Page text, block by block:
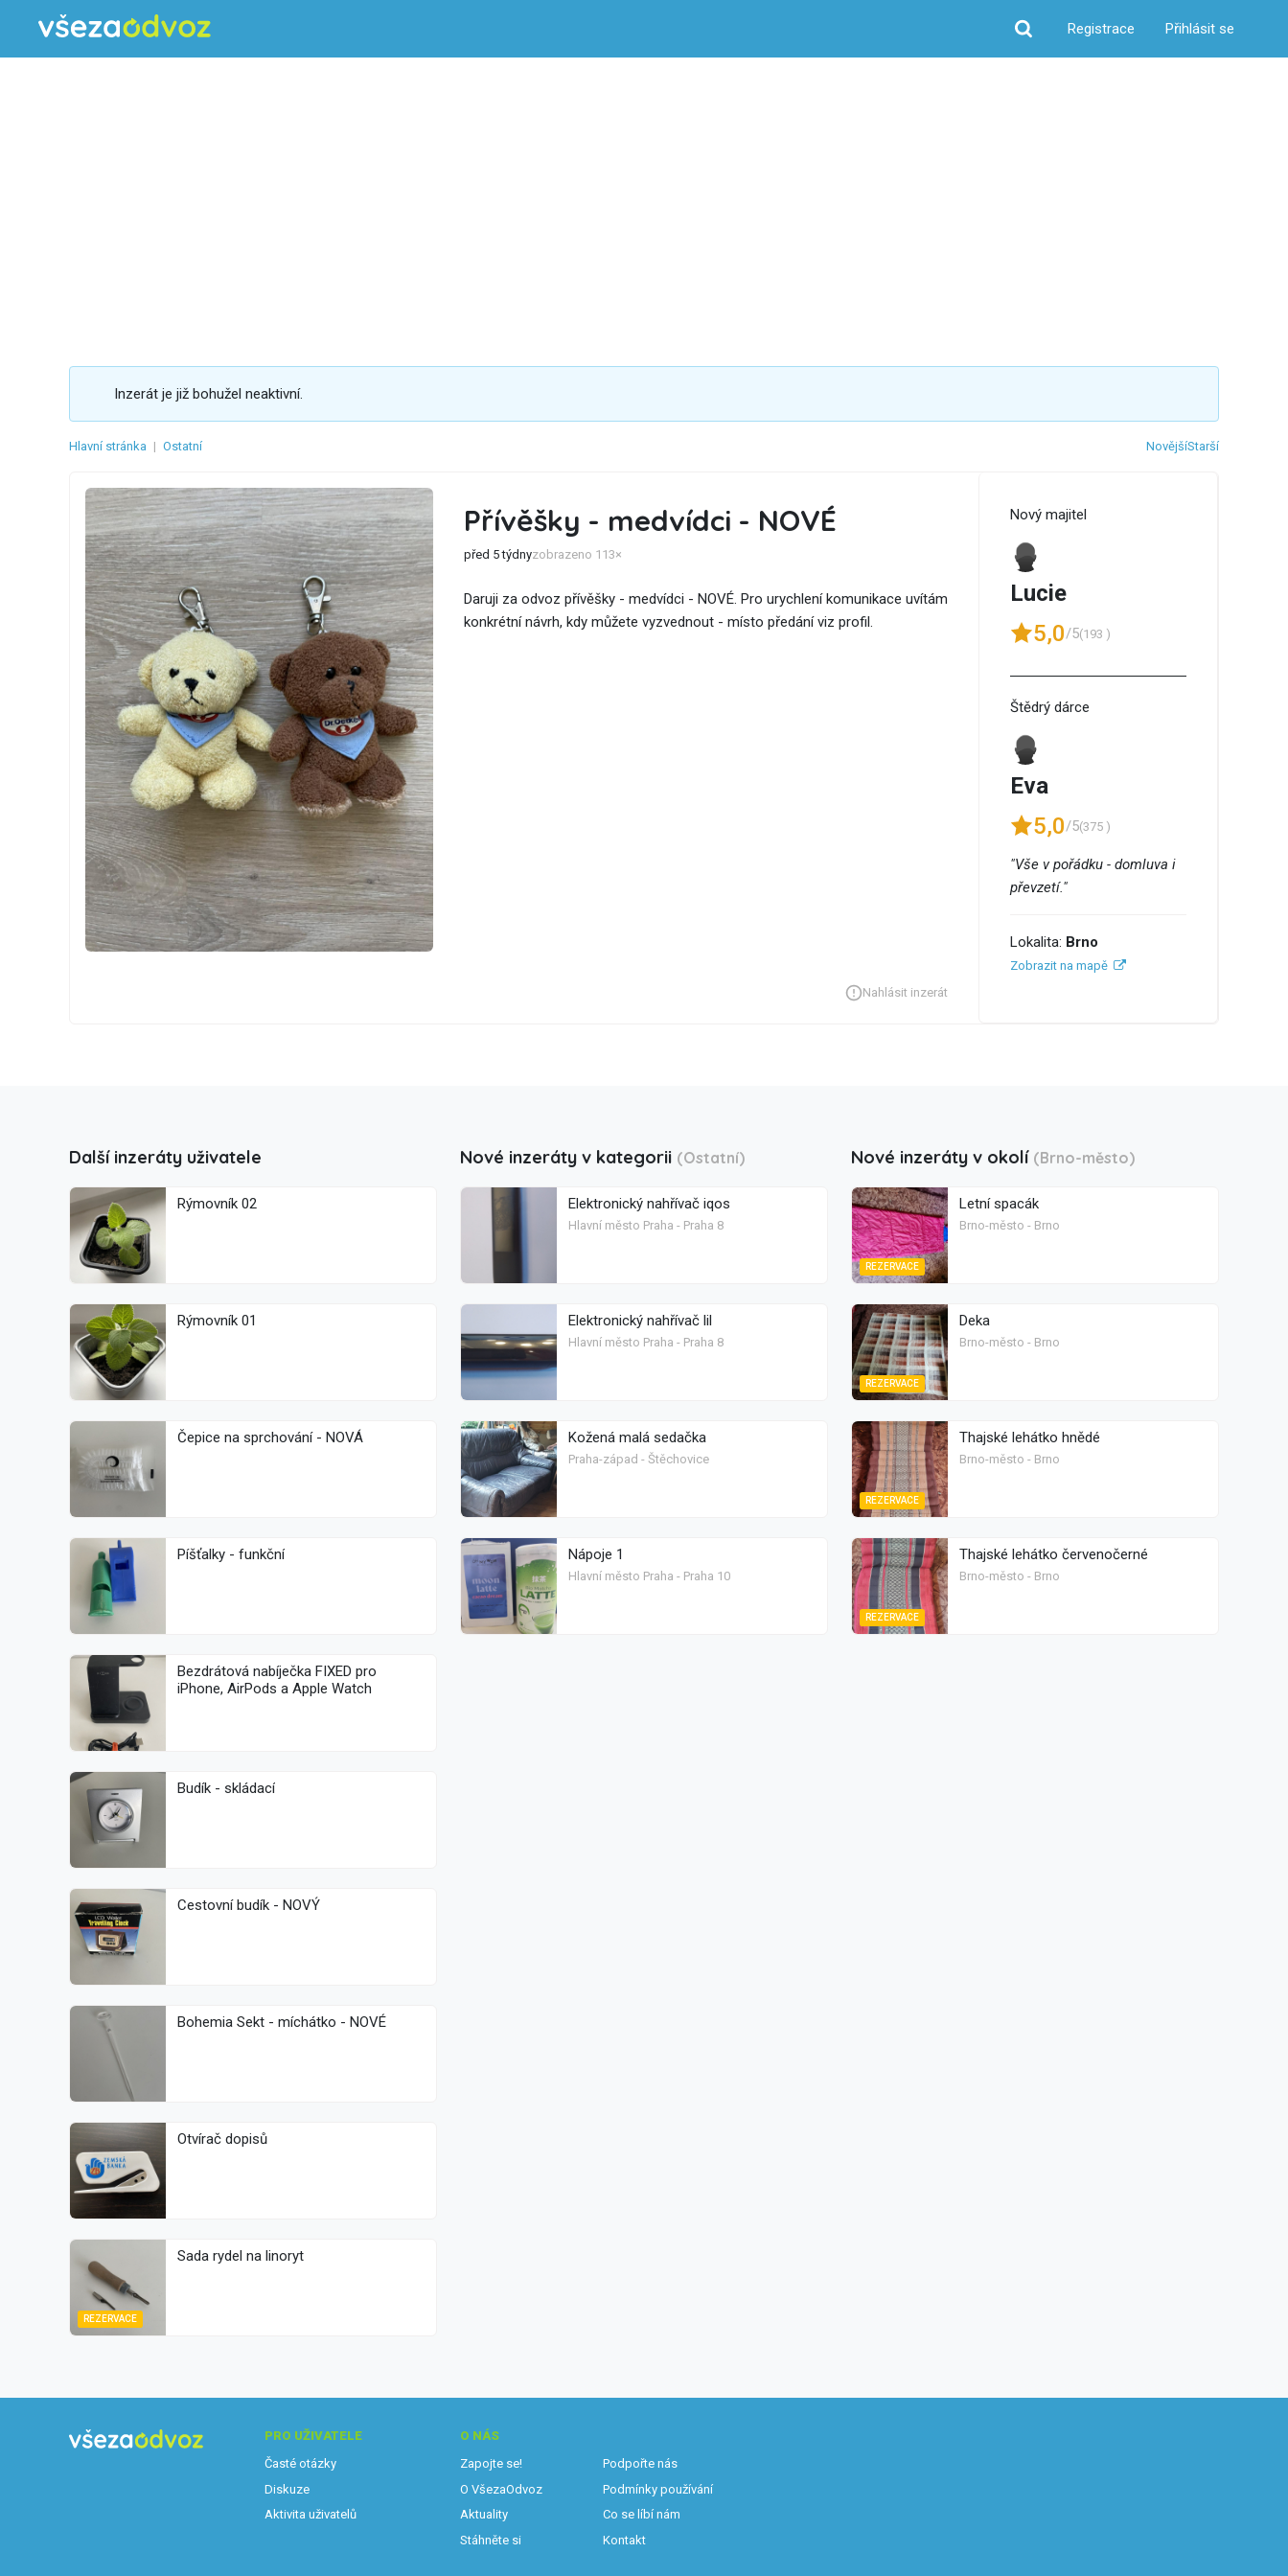
Hledat
Registrace Přihlásit se
Inzerát je již bohužel neaktivní.
Hlavní stránka | Ostatní NovějšíStarší
Přívěšky - medvídci - NOVÉ
před 5 týdnyzobrazeno 113×
Daruji za odvoz přívěšky - medvídci - NOVÉ. Pro urychlení komunikace uvítám
konkrétní návrh, kdy můžete vyzvednout - místo předání viz profil.
Nahlásit inzerát
Nový majitel
Lucie
5,0/5(193 )
Štědrý dárce
Eva
5,0/5(375 )
"Vše v pořádku - domluva i
převzetí."
Lokalita: Brno
Zobrazit na mapě
Další inzeráty uživatele
Rýmovník 02
Rýmovník 01
Čepice na sprchování - NOVÁ
Píšťalky - funkční
Bezdrátová nabíječka FIXED pro
iPhone, AirPods a Apple Watch
Budík - skládací
Cestovní budík - NOVÝ
Bohemia Sekt - míchátko - NOVÉ
Otvírač dopisů
REZERVACE
Sada rydel na linoryt
Nové inzeráty v kategorii (Ostatní)
Elektronický nahřívač iqos
Hlavní město Praha - Praha 8
Elektronický nahřívač lil
Hlavní město Praha - Praha 8
Kožená malá sedačka
Praha-západ - Štěchovice
Nápoje 1
Hlavní město Praha - Praha 10
Nové inzeráty v okolí (Brno-město)
REZERVACE
Letní spacák
Brno-město - Brno
REZERVACE
Deka
Brno-město - Brno
REZERVACE
Thajské lehátko hnědé
Brno-město - Brno
REZERVACE
Thajské lehátko červenočerné
Brno-město - Brno
PRO UŽIVATELE
Časté otázky
Diskuze
Aktivita uživatelů
O NÁS
Zapojte se!
O VšezaOdvoz
Aktuality
Stáhněte si
Podpořte nás
Podmínky používání
Co se líbí nám
Kontakt